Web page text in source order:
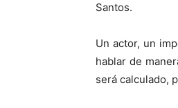
Santos.
Un actor, un
hablar de
será calculado,